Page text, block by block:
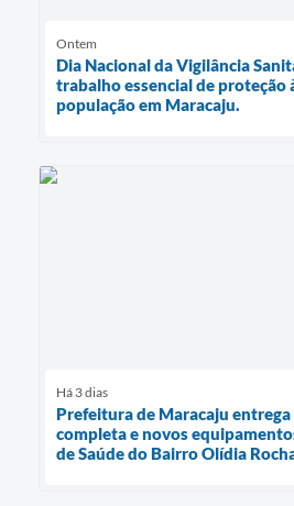
Ontem
Dia Nacional da Vigilância
trabalho essencial de proteção
população em Maracaju.
Há 3 dias
Prefeitura de Maracaju
completa e novos
de Saúde do Bairro Olídia